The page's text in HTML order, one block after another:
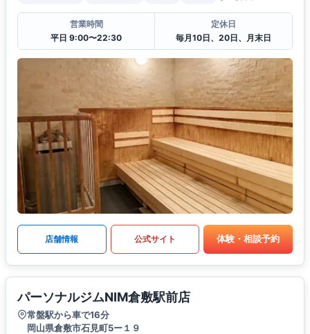
営業時間
平日 9:00〜22:30
定休日
毎月10日、20日、月末日
店舗情報 公式サイト 体験・相談予約
パーソナルジムNIM倉敷駅前店
常盤駅から車で16分
岡山県倉敷市石見町5ー１９